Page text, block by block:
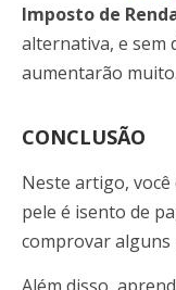
Imposto de
alternativa, e sem
aumentarão muito.
CONCLUSÃO
Neste artigo, você
pele é isento de
comprovar alguns